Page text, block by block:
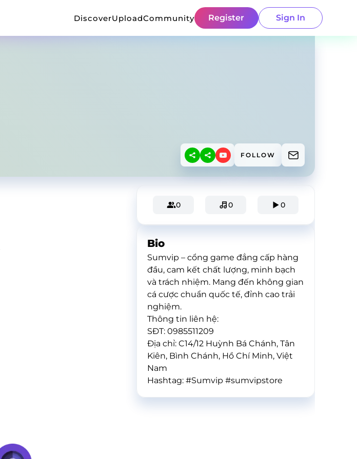
DiscoverUploadCommunity Register Sign In
FOLLOW
0 0 0
Bio
Sumvip – cổng game đẳng cấp hàng
đầu, cam kết chất lượng, minh bạch
và trách nhiệm. Mang đến không gian
cá cược chuẩn quốc tế, đỉnh cao trải
nghiệm.
Thông tin liên hệ:
SĐT: 0985511209
Địa chỉ: C14/12 Huỳnh Bá Chánh, Tân
Kiên, Bình Chánh, Hồ Chí Minh, Việt
Nam
Hashtag: #Sumvip #sumvipstore